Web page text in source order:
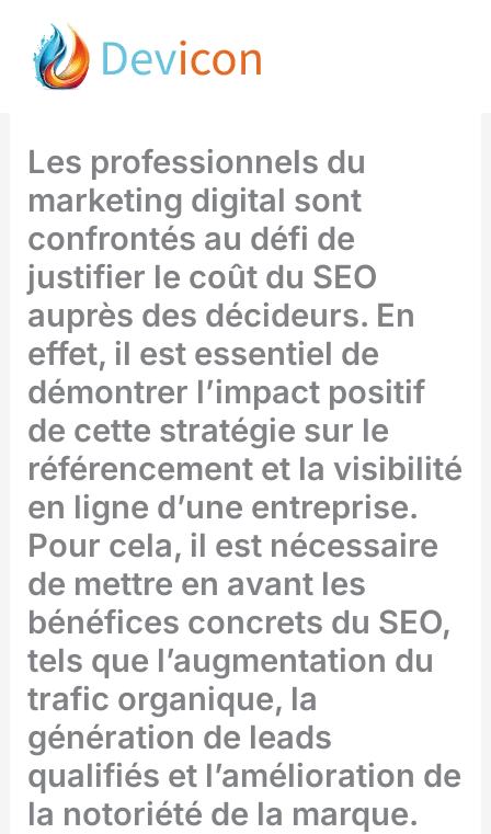
contenu
SEO : Convaincre les
décideurs du ROI !
Les professionnels du
marketing digital sont
confrontés au défi de
justifier le coût du SEO
auprès des décideurs. En
effet, il est essentiel de
démontrer l’impact positif
de cette stratégie sur le
référencement et la visibilité
en ligne d’une entreprise.
Pour cela, il est nécessaire
de mettre en avant les
bénéfices concrets du SEO,
tels que l’augmentation du
trafic organique, la
génération de leads
qualifiés et l’amélioration de
la notoriété de la marque.